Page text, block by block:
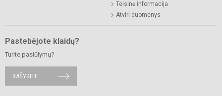
Teisinė informacija
Atviri duomenys
Pastebėjote klaidų?
Turite pasiūlymų?
RAŠYKITE